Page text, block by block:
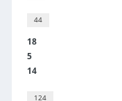
44
18
5
14
124